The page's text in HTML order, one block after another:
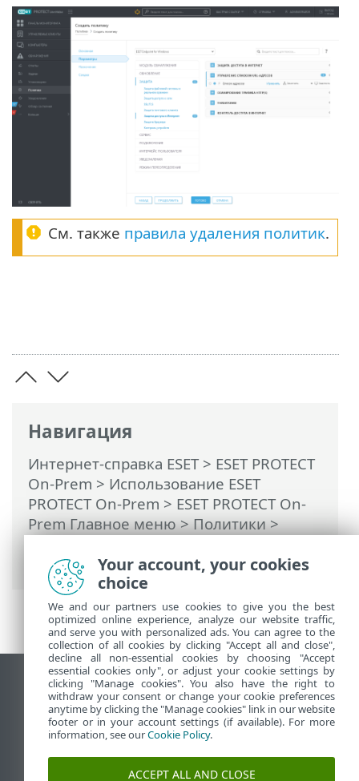
Навигация
Интернет-справка ESET> ESET PROTECT
On-Prem > Использование ESET
PROTECT On-Prem > ESET PROTECT On-
Prem Главное меню>Политики>
Объединение политик
См. также правила удаления политик.
Использовать сайт для ПК
End of Life
База знаний ESET
ESET Status Portal
Your account, your cookies
choice
We and our partners use cookies to give you the best
optimized online experience, analyze our website traffic,
and serve you with personalized ads. You can agree to the
collection of all cookies by clicking "Accept all and close",
decline all non-essential cookies by choosing "Accept
essential cookies only", or adjust your cookie settings by
clicking "Manage cookies". You also have the right to
withdraw your consent or change your cookie preferences
anytime by clicking the "Manage cookies" link in our website
footer or in your account settings (if available). For more
information, see ourCookie Policy.
ACCEPT ALL AND CLOSE